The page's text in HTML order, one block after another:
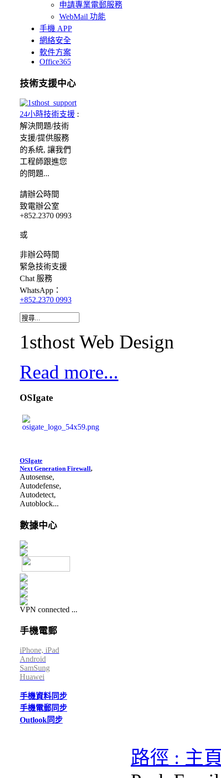
申請專業電郵服務
WebMail 功能
手機 APP
網絡安全
軟件方案
Office365
技術支援中心
24小時技術支援 :
解決問題/技術
支援/提供服務
的系統, 讓我們
工程師跟進您
的問題...
請辦公時間
致電辦公室
+852.2370 0993
或
非辦公時間
緊急技術支援
Chat 服務
WhatsApp：
+852.2370 0993
1sthost Web Design
Read more...
OSIgate
OSIgate
Next Generation Firewall,
Autosense,
Autodefense,
Autodetect,
Autoblock...
數據中心
VPN connected ...
手機電郵
iPhone, iPad
Android
SamSung
Huawei
手機資料同步
手機電郵同步
Outlook同步
路徑 : 主